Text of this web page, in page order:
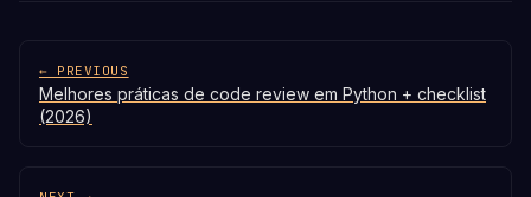
← PREVIOUS
Melhores práticas de code review em Python + checklist
(2026)